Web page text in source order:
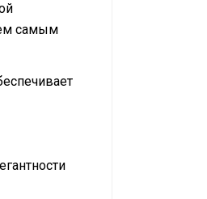
самым